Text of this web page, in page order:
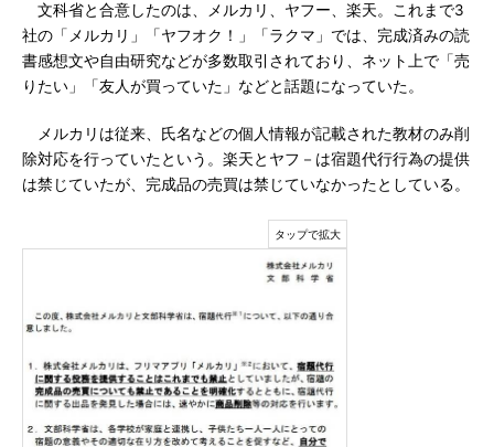
文科省と合意したのは、メルカリ、ヤフー、楽天。これまで3
社の「メルカリ」「ヤフオク！」「ラクマ」では、完成済みの読
書感想文や自由研究などが多数取引されており、ネット上で「売
りたい」「友人が買っていた」などと話題になっていた。
メルカリは従来、氏名などの個人情報が記載された教材のみ削
除対応を行っていたという。楽天とヤフ－は宿題代行行為の提供
は禁じていたが、完成品の売買は禁じていなかったとしている。